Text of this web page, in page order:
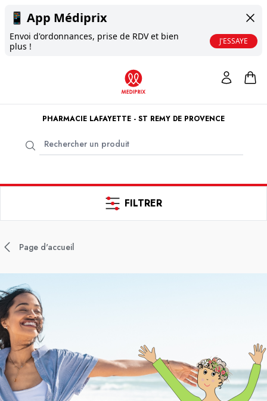
📱 App Médiprix
Envoi d'ordonnances, prise de RDV et bien
plus !
J'ESSAYE
PHARMACIE LAFAYETTE - ST REMY DE PROVENCE
FILTRER
Page d'accueil